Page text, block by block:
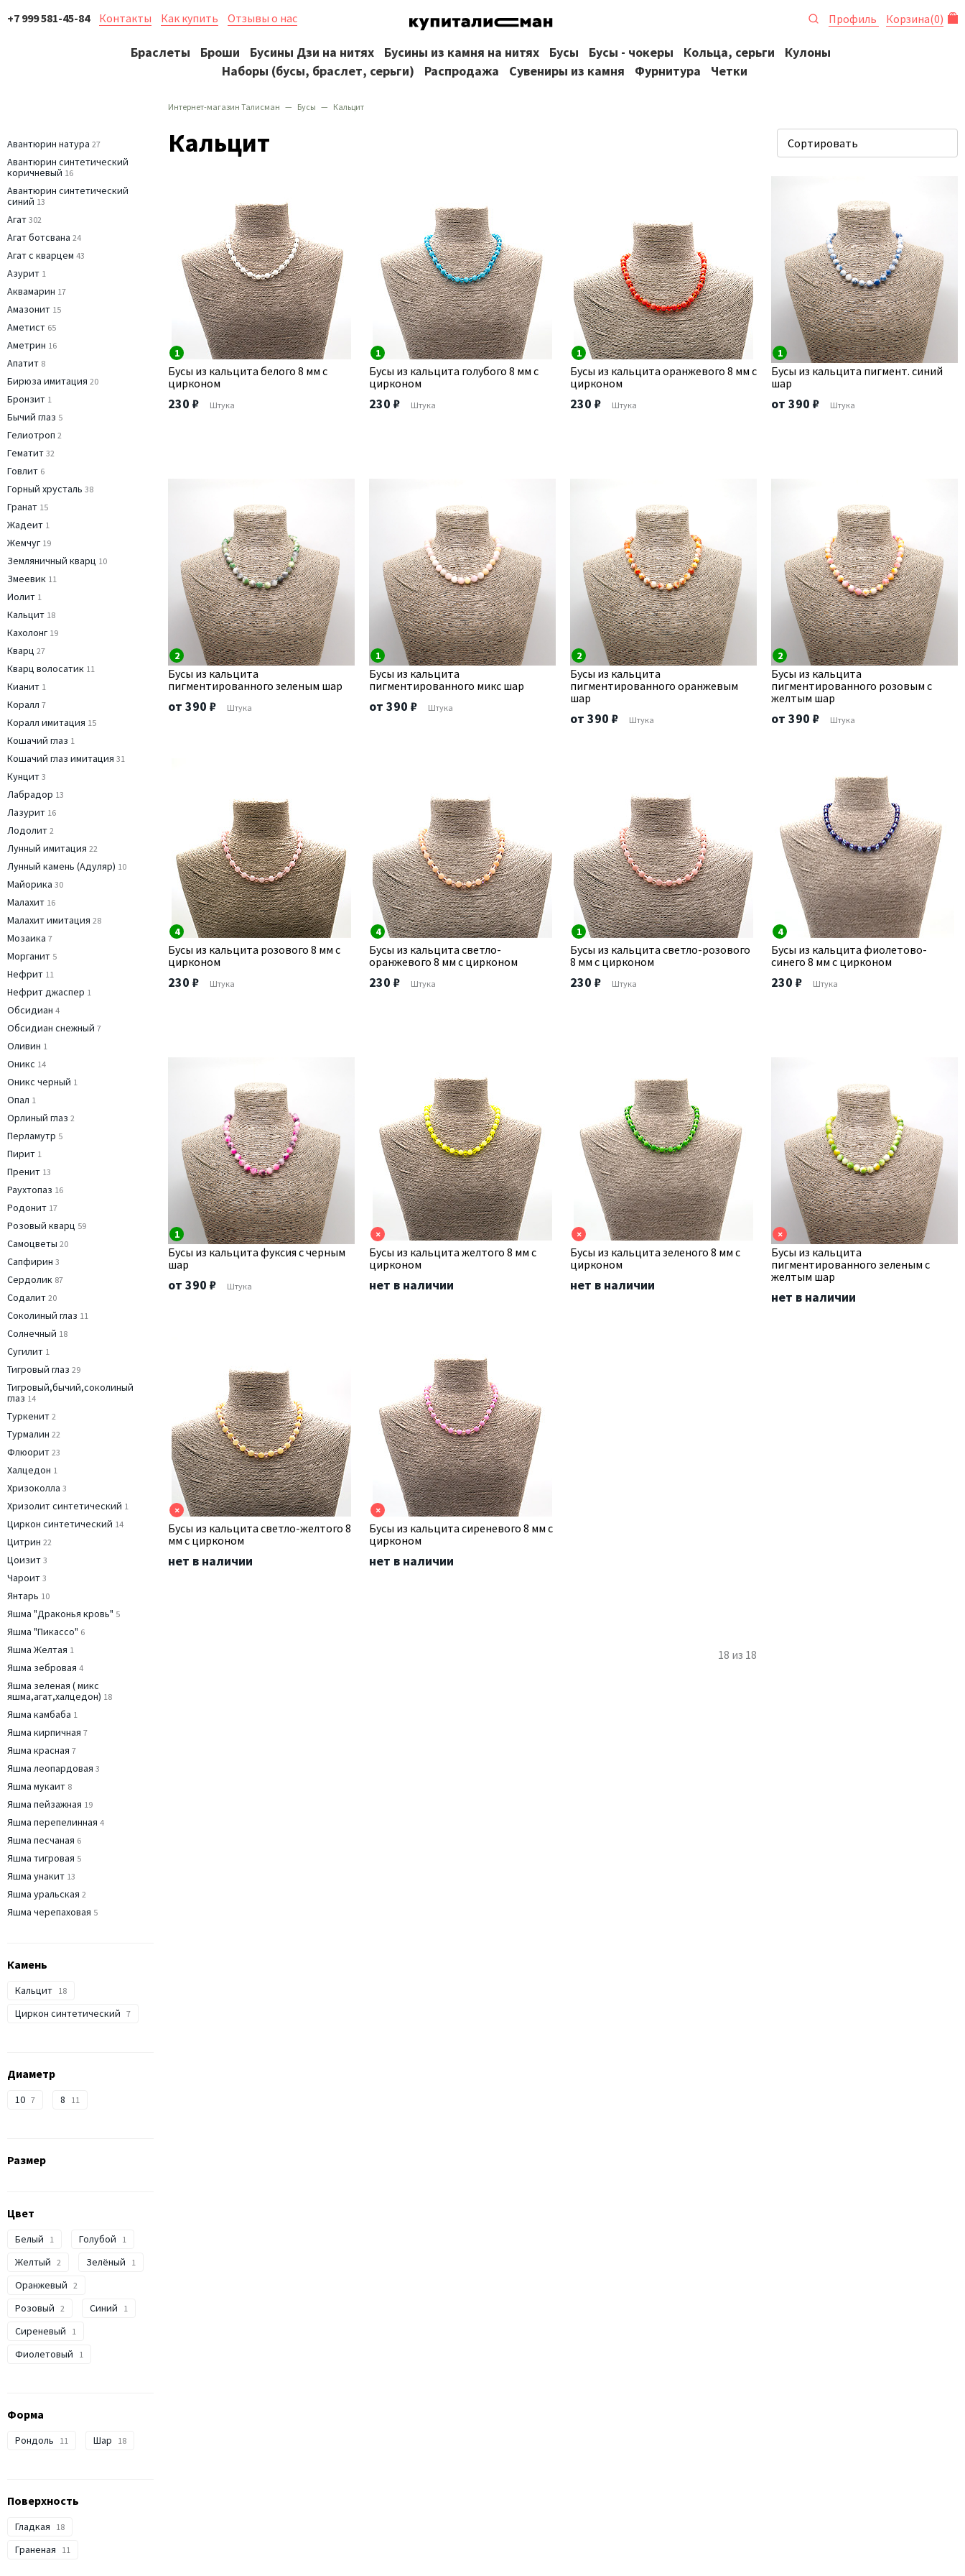
+7 999 581-45-84 Контакты Как купить Отзывы о нас Профиль Корзина(0)
Браслеты Броши Бусины Дзи на нитях Бусины из камня на нитях Бусы Бусы - чокеры Кольца, серьги
Кулоны
Наборы (бусы, браслет, серьги)
Распродажа Сувениры из камня Фурнитура Четки
Интернет-магазин Талисман Бусы Кальцит
Авантюрин натура 27
Авантюрин синтетический
коричневый 16
Авантюрин синтетический
синий 13
Агат 302
Агат ботсвана 24
Агат с кварцем 43
Азурит 1
Аквамарин 17
Амазонит 15
Аметист 65
Аметрин 16
Апатит 8
Бирюза имитация 20
Бронзит 1
Бычий глаз 5
Гелиотроп 2
Гематит 32
Говлит 6
Горный хрусталь 38
Гранат 15
Жадеит 1
Жемчуг 19
Земляничный кварц 10
Змеевик 11
Иолит 1
Кальцит 18
Кахолонг 19
Кварц 27
Кварц волосатик 11
Кианит 1
Коралл 7
Коралл имитация 15
Кошачий глаз 1
Кошачий глаз имитация 31
Кунцит 3
Лабрадор 13
Лазурит 16
Лодолит 2
Лунный имитация 22
Лунный камень (Адуляр) 10
Майорика 30
Малахит 16
Малахит имитация 28
Мозаика 7
Морганит 5
Нефрит 11
Нефрит джаспер 1
Обсидиан 4
Обсидиан снежный 7
Оливин 1
Оникс 14
Оникс черный 1
Опал 1
Орлиный глаз 2
Перламутр 5
Пирит 1
Пренит 13
Раухтопаз 16
Родонит 17
Розовый кварц 59
Самоцветы 20
Сапфирин 3
Сердолик 87
Содалит 20
Соколиный глаз 11
Солнечный 18
Сугилит 1
Тигровый глаз 29
Тигровый,бычий,соколиный
глаз 14
Туркенит 2
Турмалин 22
Флюорит 23
Халцедон 1
Хризоколла 3
Хризолит синтетический 1
Циркон синтетический 14
Цитрин 22
Цоизит 3
Чароит 3
Янтарь 10
Яшма "Драконья кровь" 5
Яшма "Пикассо" 6
Яшма Желтая 1
Яшма зебровая 4
Яшма зеленая ( микс
яшма,агат,халцедон) 18
Яшма камбаба 1
Яшма кирпичная 7
Яшма красная 7
Яшма леопардовая 3
Яшма мукаит 8
Яшма пейзажная 19
Яшма перепелинная 4
Яшма песчаная 6
Яшма тигровая 5
Яшма унакит 13
Яшма уральская 2
Яшма черепаховая 5
Камень
Кальцит 18
Циркон синтетический 7
Диаметр
10 7 8 11
Размер
Цвет
Белый 1 Голубой 1
Желтый 2 Зелёный 1
Оранжевый 2
Розовый 2 Синий 1
Сиреневый 1
Фиолетовый 1
Форма
Рондоль 11 Шар 18
Поверхность
Гладкая 18
Граненая 11
Кальцит
1
Бусы из кальцита белого 8 мм с
цирконом
230 ₽ Штука
1
Бусы из кальцита голубого 8 мм с
цирконом
230 ₽ Штука
1
Бусы из кальцита оранжевого 8 мм с
цирконом
230 ₽ Штука
1
Бусы из кальцита пигмент. синий
шар
от 390 ₽ Штука
2
Бусы из кальцита
пигментированного зеленым шар
от 390 ₽ Штука
1
Бусы из кальцита
пигментированного микс шар
от 390 ₽ Штука
2
Бусы из кальцита
пигментированного оранжевым
шар
от 390 ₽ Штука
2
Бусы из кальцита
пигментированного розовым с
желтым шар
от 390 ₽ Штука
4
Бусы из кальцита розового 8 мм с
цирконом
230 ₽ Штука
4
Бусы из кальцита светло-
оранжевого 8 мм с цирконом
230 ₽ Штука
1
Бусы из кальцита светло-розового
8 мм с цирконом
230 ₽ Штука
4
Бусы из кальцита фиолетово-
синего 8 мм с цирконом
230 ₽ Штука
1
Бусы из кальцита фуксия с черным
шар
от 390 ₽ Штука
×
Бусы из кальцита желтого 8 мм с
цирконом
нет в наличии
×
Бусы из кальцита зеленого 8 мм с
цирконом
нет в наличии
×
Бусы из кальцита
пигментированного зеленым с
желтым шар
нет в наличии
×
Бусы из кальцита светло-желтого 8
мм с цирконом
нет в наличии
×
Бусы из кальцита сиреневого 8 мм с
цирконом
нет в наличии
18 из 18